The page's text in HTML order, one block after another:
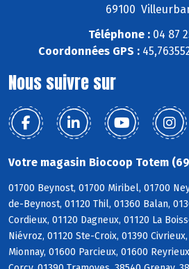
69100
Téléphone :04 87
Coordonnées GPS :
Nous suivre sur
Votre magasin Biocoop Totem
01700 Beynost, 01700 Miribel, 01700
de-Beynost, 01120 Thil, 01360 Balan,
Cordieux, 01120 Dagneux, 01120 La
Niévroz, 01120 Ste-Croix, 01390
Mionnay, 01600 Parcieux, 01600